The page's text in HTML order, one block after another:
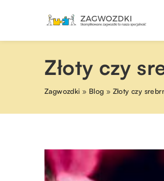
Złoty czy
Zagwozdki » Blog » Złoty czy